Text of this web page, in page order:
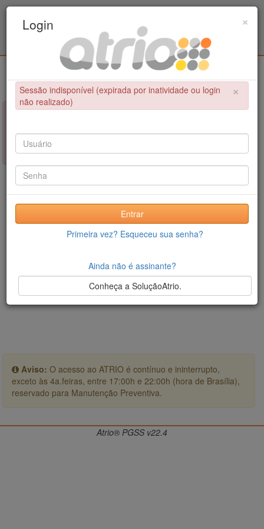
Educação Física / UPE - UFPB
×
NÃO FOI POSSÍVEL CONCLUIR A OPERAÇÃO
Sessão indisponível (expirada por inatividade ou login não
realizado)
Aviso: O acesso ao ATRIO é contínuo e ininterrupto,
exceto às 4a.feiras, entre 17:00h e 22:00h (hora de Brasília),
reservado para Manutenção Preventiva.
×
Login
×
Sessão indisponível (expirada por inatividade ou login
não realizado)
Entrar
Primeira vez? Esqueceu sua senha?
Ainda não é assinante?
Conheça a SoluçãoAtrio.
Atrio® PGSS v22.4